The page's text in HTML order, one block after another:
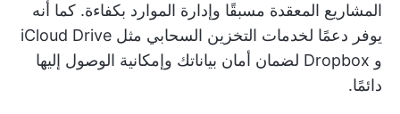
المشاريع المعقدة مسبقًا وإدارة الموارد بكفاءة. كما أنه
يوفر دعمًا لخدمات التخزين السحابي مثل iCloud Drive
و Dropbox لضمان أمان بياناتك وإمكانية الوصول إليها
دائمًا.